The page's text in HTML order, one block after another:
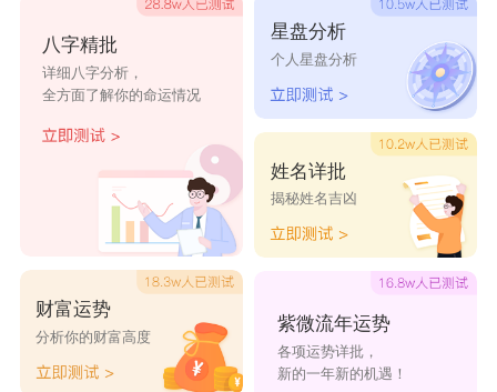
左右围男
葛这干哈呐
余香肉丝没有鱼
吴辈当自强
小马宝莉
龟心似贱
万能娇
涌拳相报
贱死不救
烟烟一吸
B上梁山
砖为你留
八字精批
详细八字分析，
全方面了解你的命运情况
财富运势
分析你的财富高度
星盘分析
个人星盘分析
姓名详批
揭秘姓名吉凶
紫微流年运势
各项运势详批，
新的一年新的机遇！